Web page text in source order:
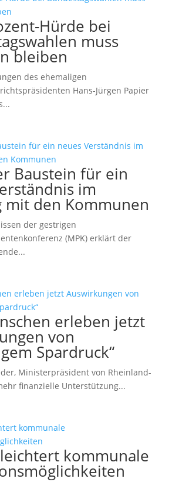
Hürde bei
muss
bleiben
des ehemaligen
Hans-Jürgen Papier
Baustein für ein
im
mit den Kommunen
der gestrigen
(MPK) erklärt der
erleben jetzt
von
Spardruck“
Ministerpräsident von Rheinland-
finanzielle Unterstützung...
kommunale